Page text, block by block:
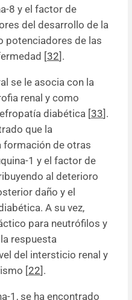
8 y el factor de
del desarrollo de la
potenciadores de las
[32].
se le asocia con la
renal y como
diabética [33].
que la
formación de otras
1 y el factor de
al deterioro
daño y el
A su vez,
para neutrófilos y
respuesta
del intersticio renal y
[22].
1, se ha encontrado